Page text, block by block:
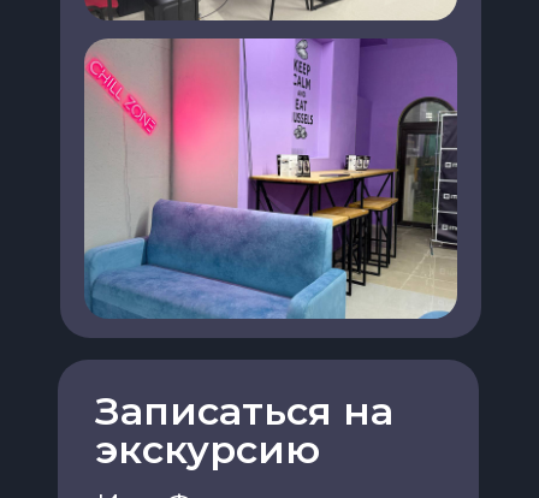
Записаться на
экскурсию